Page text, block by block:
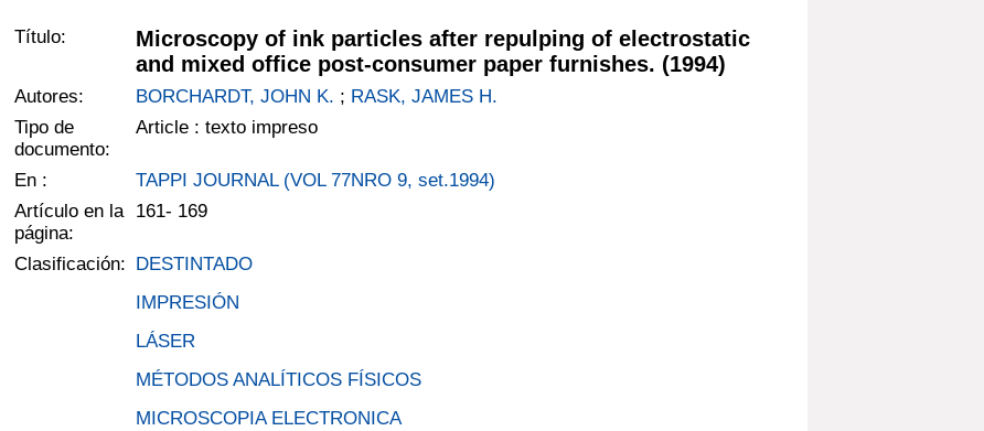
Título:
Microscopy of ink particles after repulping of electrostatic
and mixed office post-consumer paper furnishes. (1994)
Autores: BORCHARDT, JOHN K. ; RASK, JAMES H.
Tipo de
documento:
Article : texto impreso
En :
TAPPI JOURNAL (VOL 77NRO 9, set.1994)
Artículo en la
página:
161- 169
Clasificación: DESTINTADO
IMPRESIÓN
LÁSER
MÉTODOS ANALÍTICOS FÍSICOS
MICROSCOPIA ELECTRONICA